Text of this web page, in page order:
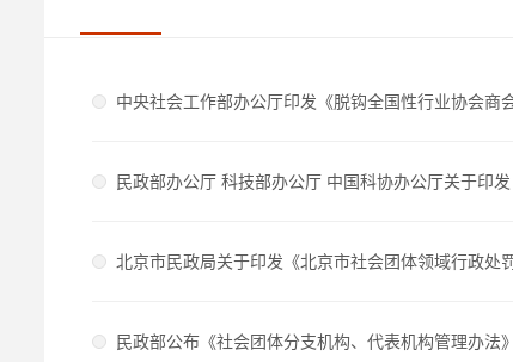
中央社会工作部办公厅印发《脱钩全国性行业协会商
民政部办公厅 科技部办公厅 中国科协办公厅关于印
北京市民政局关于印发《北京市社会团体领域行政处
民政部公布《社会团体分支机构、代表机构管理办法》